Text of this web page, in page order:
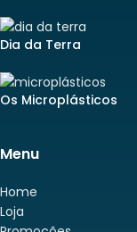
Dia da Terra
Os Microplásticos
Menu
Home
Loja